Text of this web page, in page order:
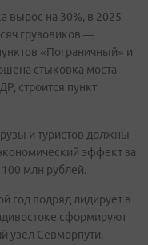
вырос на 30%, в 2025
грузовиков —
«Пограничный» и
стыковка моста
строится пункт
и туристов должны
эффект за
100 млн рублей.
год подряд лидирует в
сформируют
узел Севморпути.